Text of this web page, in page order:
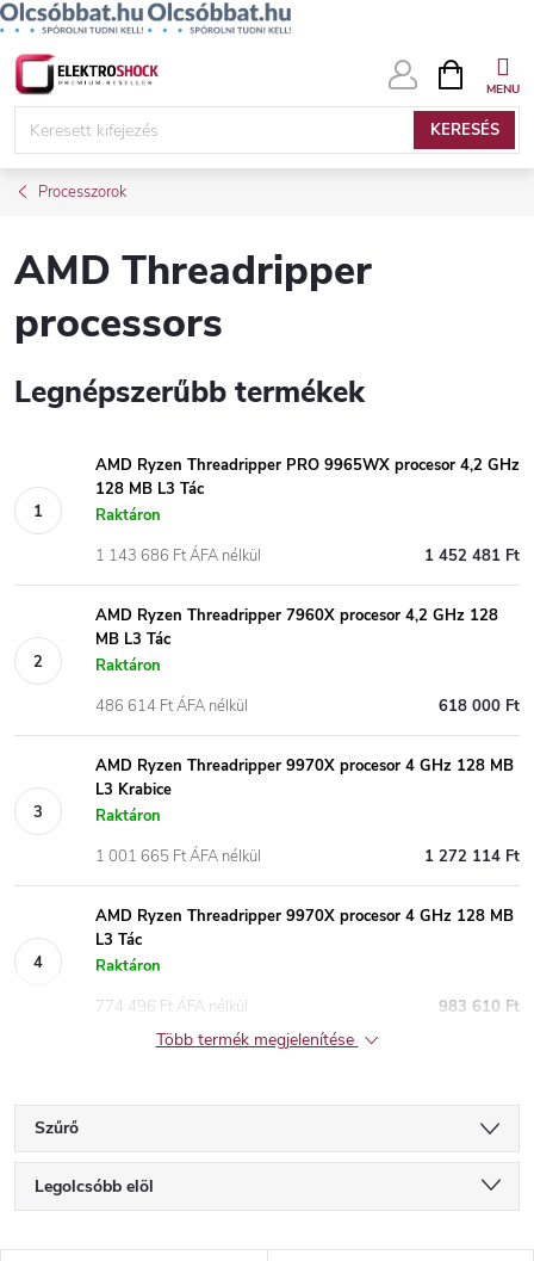
Ugrás
KERESÉS
KOSÁR
Processzorok
AMD Threadripper
processors
Legnépszerűbb termékek
AMD Ryzen Threadripper PRO 9965WX procesor 4,2 GHz
128 MB L3 Tác
Raktáron
1 452 481 Ft
1 143 686 Ft ÁFA nélkül
AMD Ryzen Threadripper 7960X procesor 4,2 GHz 128
MB L3 Tác
Raktáron
618 000 Ft
486 614 Ft ÁFA nélkül
AMD Ryzen Threadripper 9970X procesor 4 GHz 128 MB
L3 Krabice
Raktáron
1 272 114 Ft
1 001 665 Ft ÁFA nélkül
AMD Ryzen Threadripper 9970X procesor 4 GHz 128 MB
L3 Tác
Raktáron
983 610 Ft
774 496 Ft ÁFA nélkül
Több termék megjelenítése
Szűrő
T
Legolcsóbb elöl